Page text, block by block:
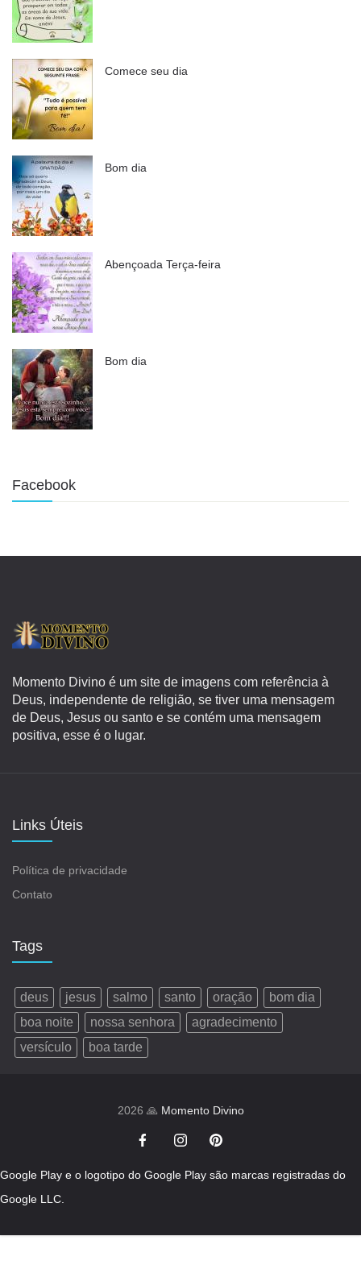
Comece seu dia
Bom dia
Abençoada Terça-feira
Bom dia
Facebook
Momento Divino é um site de imagens com referência à
Deus, independente de religião, se tiver uma mensagem
de Deus, Jesus ou santo e se contém uma mensagem
positiva, esse é o lugar.
Links Úteis
Política de privacidade
Contato
Tags
deus jesus salmo santo oração
bom dia
boa noite
nossa senhora
agradecimento
versículo
boa tarde
2026 🙏 Momento Divino
Google Play e o logotipo do Google Play são marcas registradas do
Google LLC.